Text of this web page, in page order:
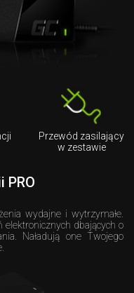
Przewód zasilający
w zestawie
PRO
wydajne i wytrzymałe.
dbających o
Naładują one Twojego